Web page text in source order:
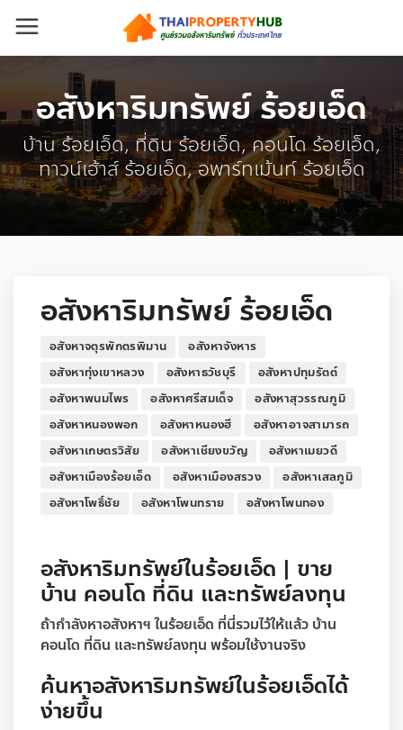
อสังหาริมทรัพย์ ร้อยเอ็ด
บ้าน ร้อยเอ็ด, ที่ดิน ร้อยเอ็ด, คอนโด ร้อยเอ็ด,
ทาวน์เฮ้าส์ ร้อยเอ็ด, อพาร์ทเม้นท์ ร้อยเอ็ด
อสังหาริมทรัพย์ ร้อยเอ็ด
อสังหาจตุรพักตรพิมาน
อสังหาจังหาร
อสังหาทุ่งเขาหลวง
อสังหาธวัชบุรี
อสังหาปทุมรัตต์
อสังหาพนมไพร
อสังหาศรีสมเด็จ
อสังหาสุวรรณภูมิ
อสังหาหนองพอก
อสังหาหนองฮี
อสังหาอาจสามารถ
อสังหาเกษตรวิสัย
อสังหาเชียงขวัญ
อสังหาเมยวดี
อสังหาเมืองร้อยเอ็ด
อสังหาเมืองสรวง
อสังหาเสลภูมิ
อสังหาโพธิ์ชัย
อสังหาโพนทราย อสังหาโพนทอง
อสังหาริมทรัพย์ในร้อยเอ็ด | ขาย
บ้าน คอนโด ที่ดิน และทรัพย์ลงทุน
ถ้ากำลังหาอสังหาฯ ในร้อยเอ็ด ที่นี่รวมไว้ให้แล้ว บ้าน
คอนโด ที่ดิน และทรัพย์ลงทุน พร้อมใช้งานจริง
ค้นหาอสังหาริมทรัพย์ในร้อยเอ็ดได้
ง่ายขึ้น